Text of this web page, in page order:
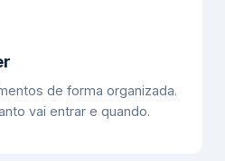
de forma organizada.
vai entrar e quando.